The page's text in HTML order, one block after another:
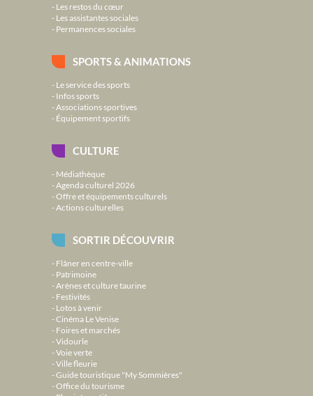
Les restos du cœur
Les assistantes sociales
Permanences sociales
SPORTS & ANIMATIONS
Le service des sports
Infos sports
Associations sportives
Équipement sportifs
CULTURE
Médiathèque
Agenda culturel 2026
Offre et équipements culturels
Actions culturelles
SORTIR DÉCOUVRIR
Flâner en centre-ville
Patrimoine
Arènes et culture taurine
Festivités
Lotos à venir
Cinéma Le Venise
Foires et marchés
Vidourle
Voie verte
Ville fleurie
Guide touristique "My Sommières"
Office du tourisme